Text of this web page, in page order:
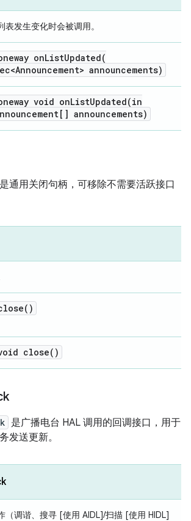
表发生变化时会被调用。
onListUpdated(
announcements)
void onListUpdated(in
announcements)
是通用关闭句柄，可移除不需要活跃接口
)
close( )
是广播电台 HAL 调用的回调接口，用于
发送更新。
（调谐、搜寻 [使用 AIDL]/扫描 [使用 HIDL]